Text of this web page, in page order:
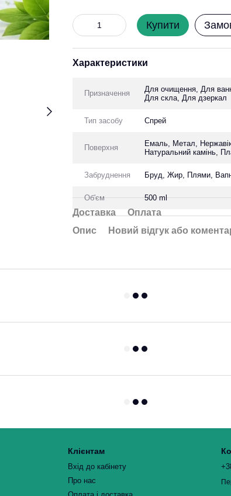
Купити
Характеристики
Призначення
Для очищення, Для
Для скла, Для дзеркал
Тип засобу Спрей
Поверхня
Емаль, Метал,
Натуральний камінь,
Забруднення Бруд, Жир, Плями,
Об'єм 500 ml
Доставка
Оплата
Опис
Новий відгук або
Клієнтам
Вхід до кабінету
Про нас